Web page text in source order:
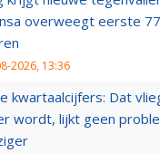
overweegt eerste
2026, 13:36
kwartaalcijfers: Dat
wordt, lijkt geen